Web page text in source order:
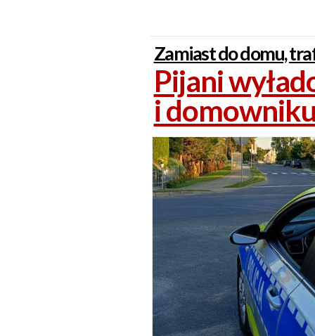
Zamiast do domu,
Pijani
i